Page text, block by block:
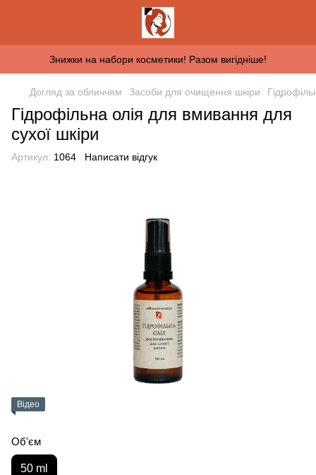
Знижки на набори косметики! Разом вигідніше!
Догляд за обличчям Засоби для очищення шкіри
Гідрофільна олія для вмивання для
сухої шкіри
Артикул: 1064 Написати відгук
Відео
Об'єм
50 ml